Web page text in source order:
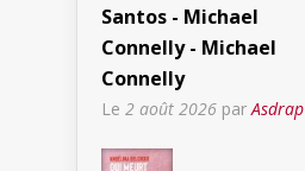
Santos - Michael
Connelly - Michael
Connelly
Le 2 août 2026 parAsdrap